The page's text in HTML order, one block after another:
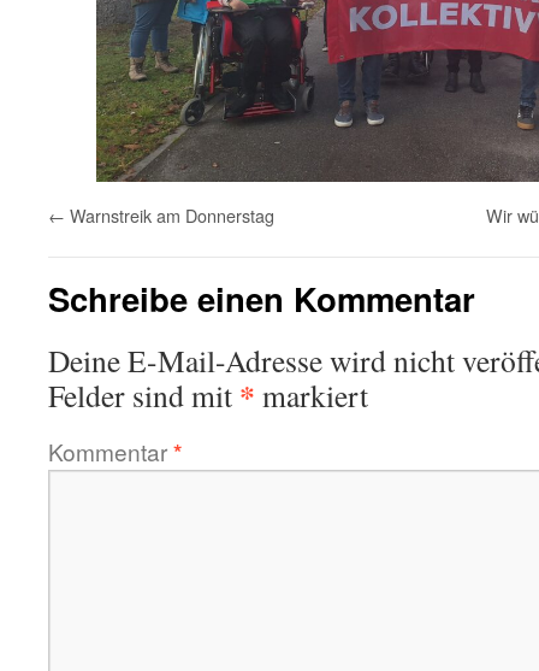
← Warnstreik am Donnerstag Wir
Schreibe einen Kommentar
Deine E-Mail-Adresse wird nicht
Felder sind mit * markiert
Kommentar*